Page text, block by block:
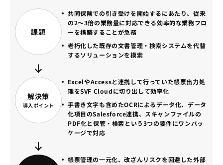
課題
共同保険での引き受けを開始するにあたり、従来
の2～3倍の業務量に対応できる効率的な業務フロ
ーを構築することが急務
老朽化した既存の文書管理・検索システムを代替
するソリューションを模索
解決策
導入ポイント
ExcelやAccessと連携して行っていた帳票出力処
理をSVF Cloudに切り出して効率化
手書き文字も含めたOCRによるデータ化、データ
化項目のSalesforce連携、スキャンファイルの
PDF化と保管・検索という3つの要件にワンパッ
ケージで対応
帳票管理の一元化、改ざんリスクを回避した外部